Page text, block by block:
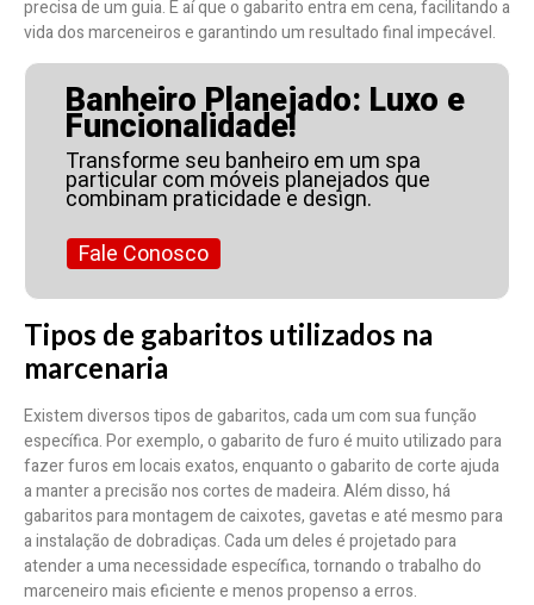
precisa de um guia. É aí que o gabarito entra em cena, facilitando a
vida dos marceneiros e garantindo um resultado final impecável.
Banheiro Planejado: Luxo e
Funcionalidade!
Transforme seu banheiro em um spa
particular com móveis planejados que
combinam praticidade e design.
Fale Conosco
Tipos de gabaritos utilizados na
marcenaria
Existem diversos tipos de gabaritos, cada um com sua função
específica. Por exemplo, o gabarito de furo é muito utilizado para
fazer furos em locais exatos, enquanto o gabarito de corte ajuda
a manter a precisão nos cortes de madeira. Além disso, há
gabaritos para montagem de caixotes, gavetas e até mesmo para
a instalação de dobradiças. Cada um deles é projetado para
atender a uma necessidade específica, tornando o trabalho do
marceneiro mais eficiente e menos propenso a erros.